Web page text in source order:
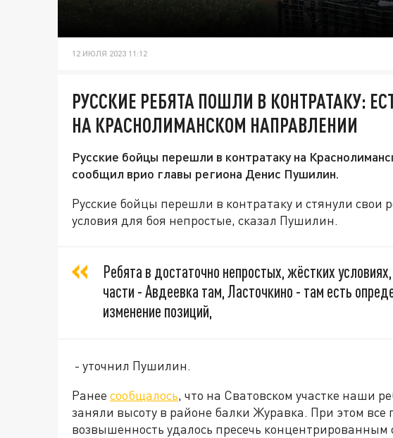
12 ИЮЛЯ 2023 11:12
РУССКИЕ РЕБЯТА ПОШЛИ В КОНТРАТАКУ:
НА КРАСНОЛИМАНСКОМ НАПРАВЛЕНИИ
Русские бойцы перешли в контратаку на
сообщил врио главы региона Денис Пушилин.
Русские бойцы перешли в контратаку и стянули свои
условия для боя непростые, сказал Пушилин.
Ребята в достаточно непростых, жёстких
части - Авдеевка там, Ласточкино - там есть
изменение позиций,
- уточнил Пушилин.
Ранее сообщалось, что на Сватовском участке наши
заняли высоту в районе балки Журавка. При этом
возвышенность удалось пресечь концентрированным